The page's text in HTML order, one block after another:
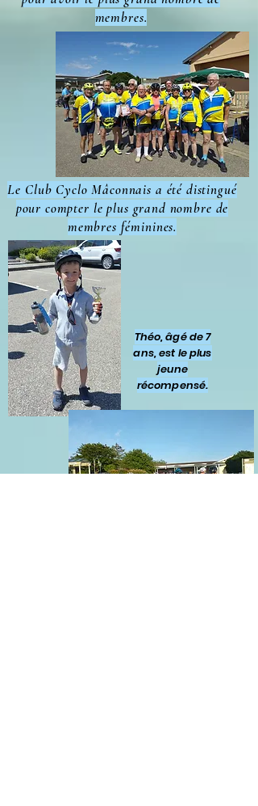
membres.
Le Club Cyclo Mâconnais a été distingué
pour compter le plus grand nombre de
membres féminines.
Théo, âgé de 7
ans, est le plus
jeune
récompensé.